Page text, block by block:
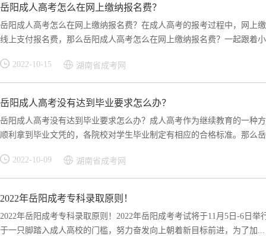
岳阳成人高考怎么在网上缴纳报名费？
岳阳成人高考怎么在网上缴纳报名费？在成人高考的报考过程中，网上
线上支付报名费，那么岳阳成人高考怎么在网上缴纳报名费？一起跟着
2022-10-15 湖南省成考网
岳阳成人高考没有达到毕业要求怎么办？
岳阳成人高考没有达到毕业要求怎么办？成人高考作为继续教育的一种
顺利拿到毕业文凭的，各院校对学生毕业制定有相应的合格标准。那么
2022-10-09 湖南省成考网
2022年岳阳成考专科录取原则！
2022年岳阳成考专科录取原则！2022年岳阳成考考试将于11月5日-6日
于一只脚踏入成人高校的门槛，努力奋发向上朝着新目标前进，为了加...